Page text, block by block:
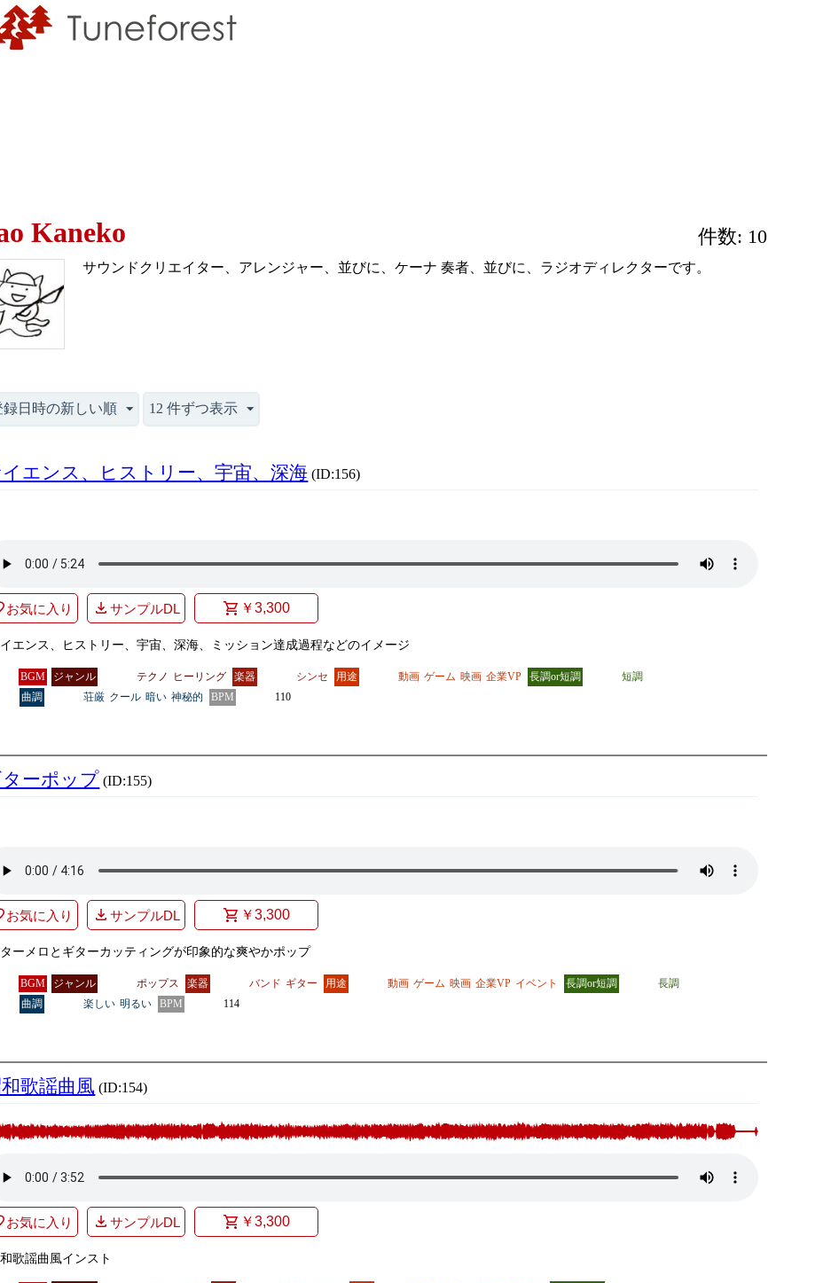
Kaneko 件数: 10
サウンドクリエイター、アレンジャー、並びに、ケーナ 奏者、並びに、ラジオディレクターです。
録日時の新しい順 12 件ずつ表示
エンス、ヒストリー、宇宙、深海 (ID:156)
お気に入り サンプルDL ￥3,300
エンス、ヒストリー、宇宙、深海、ミッション達成過程などのイメージ
BGM ジャンル テクノ ヒーリング 楽器 シンセ 用途 動画 ゲーム 映画 企業VP 長調or短調
短調
曲調
荘厳 クール 暗い 神秘的 BPM 110
ターポップ (ID:155)
お気に入り サンプルDL ￥3,300
ーメロとギターカッティングが印象的な爽やかポップ
BGM ジャンル ポップス 楽器 バンド ギター 用途 動画 ゲーム 映画 企業VP イベント 長調or短調
長調
曲調
楽しい 明るい BPM 114
歌謡曲風 (ID:154)
お気に入り サンプルDL ￥3,300
歌謡曲風インスト